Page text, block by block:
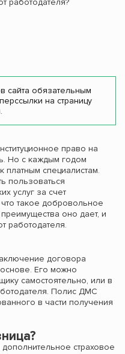
работодателя?
сайта обязательным
на страницу
право на
Но с каждым годом
специалистам.
пользоваться
услуг за счет
такое добровольное
оно дает, и
работодателя.
договора
Его можно
самостоятельно, или в
Полис ДМС
в части получения
страховое